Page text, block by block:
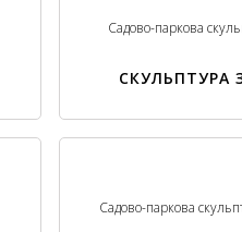
Садово-паркова
СКУЛЬПТУРА
Садово-паркова